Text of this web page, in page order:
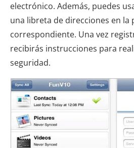
electrónico. Además, puedes
una libreta de direcciones en la
correspondiente. Una vez
recibirás instrucciones para
seguridad.